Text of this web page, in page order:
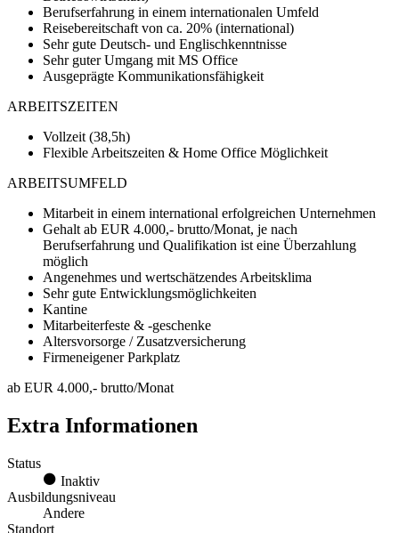
Berufserfahrung in einem internationalen Umfeld
Reisebereitschaft von ca. 20% (international)
Sehr gute Deutsch- und Englischkenntnisse
Sehr guter Umgang mit MS Office
Ausgeprägte Kommunikationsfähigkeit
ARBEITSZEITEN
Vollzeit (38,5h)
Flexible Arbeitszeiten & Home Office Möglichkeit
ARBEITSUMFELD
Mitarbeit in einem international erfolgreichen Unternehmen
Gehalt ab EUR 4.000,- brutto/Monat, je nach
Berufserfahrung und Qualifikation ist eine Überzahlung
möglich
Angenehmes und wertschätzendes Arbeitsklima
Sehr gute Entwicklungsmöglichkeiten
Kantine
Mitarbeiterfeste & -geschenke
Altersvorsorge / Zusatzversicherung
Firmeneigener Parkplatz
ab EUR 4.000,- brutto/Monat
Extra Informationen
Status
Inaktiv
Ausbildungsniveau
Andere
Standort